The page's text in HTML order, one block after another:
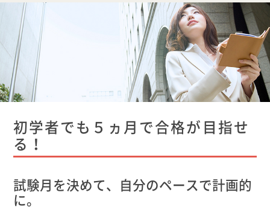
初学者でも５ヵ月で合格が目指せ
る！
試験月を決めて、自分のペースで計画的
に。